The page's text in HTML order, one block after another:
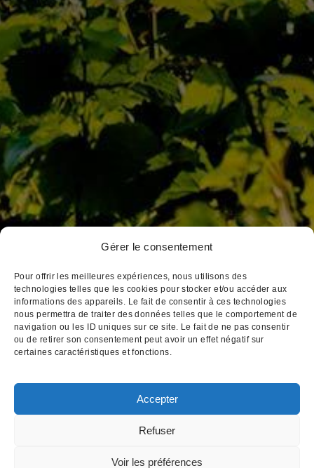
Gérer le consentement
Pour offrir les meilleures expériences, nous utilisons des
technologies telles que les cookies pour stocker et/ou accéder aux
informations des appareils. Le fait de consentir à ces technologies
nous permettra de traiter des données telles que le comportement de
navigation ou les ID uniques sur ce site. Le fait de ne pas consentir
ou de retirer son consentement peut avoir un effet négatif sur
certaines caractéristiques et fonctions.
Accepter
Refuser
Voir les préférences
Pour visiter notre site web, vous devez avoir l'âge légal pour acheter et
D’Autrefois
Jaffelin
Pierre Ponnelle
Louis Violland
Louis Chavy
Dufouleur Père & Fils
3, place Notre Dame
Tél : 03 80 26 33 00
Fax : 03 80 24 14 84
Email : cva@cva-beaune.fr
consommez avec modération